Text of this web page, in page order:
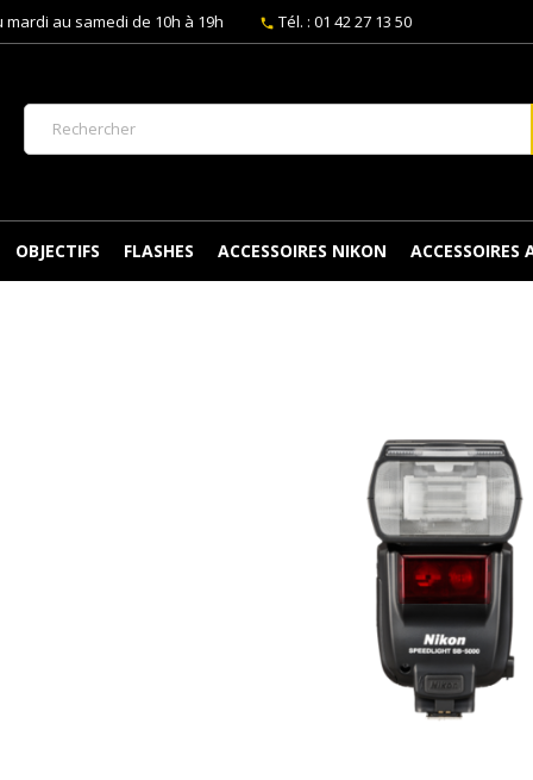
au samedi de 10h à 19h phone Tél. : 01 42 27 13 50
OBJECTIFS FLASHES ACCESSOIRES NIKON ACCESSOIRES